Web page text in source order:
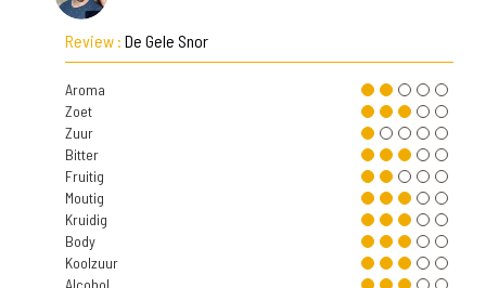
Review : De Gele Snor
Aroma
Zoet
Zuur
Bitter
Fruitig
Moutig
Kruidig
Body
Koolzuur
Alcohol